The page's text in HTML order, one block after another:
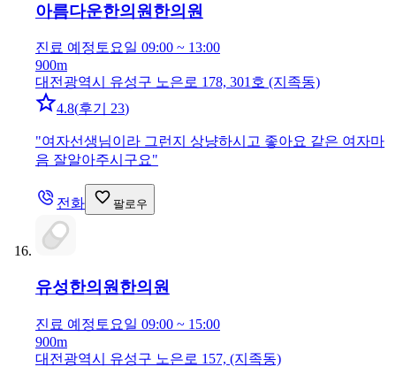
아름다운한의원 한의원
진료 예정 토요일 09:00 ~ 13:00
900m
대전광역시 유성구 노은로 178, 301호 (지족동)
4.8(후기 23)
"여자선생님이라 그런지 상냥하시고 좋아요 같은 여자마
음 잘알아주시구요"
전화 팔로우
유성한의원 한의원
진료 예정 토요일 09:00 ~ 15:00
900m
대전광역시 유성구 노은로 157, (지족동)